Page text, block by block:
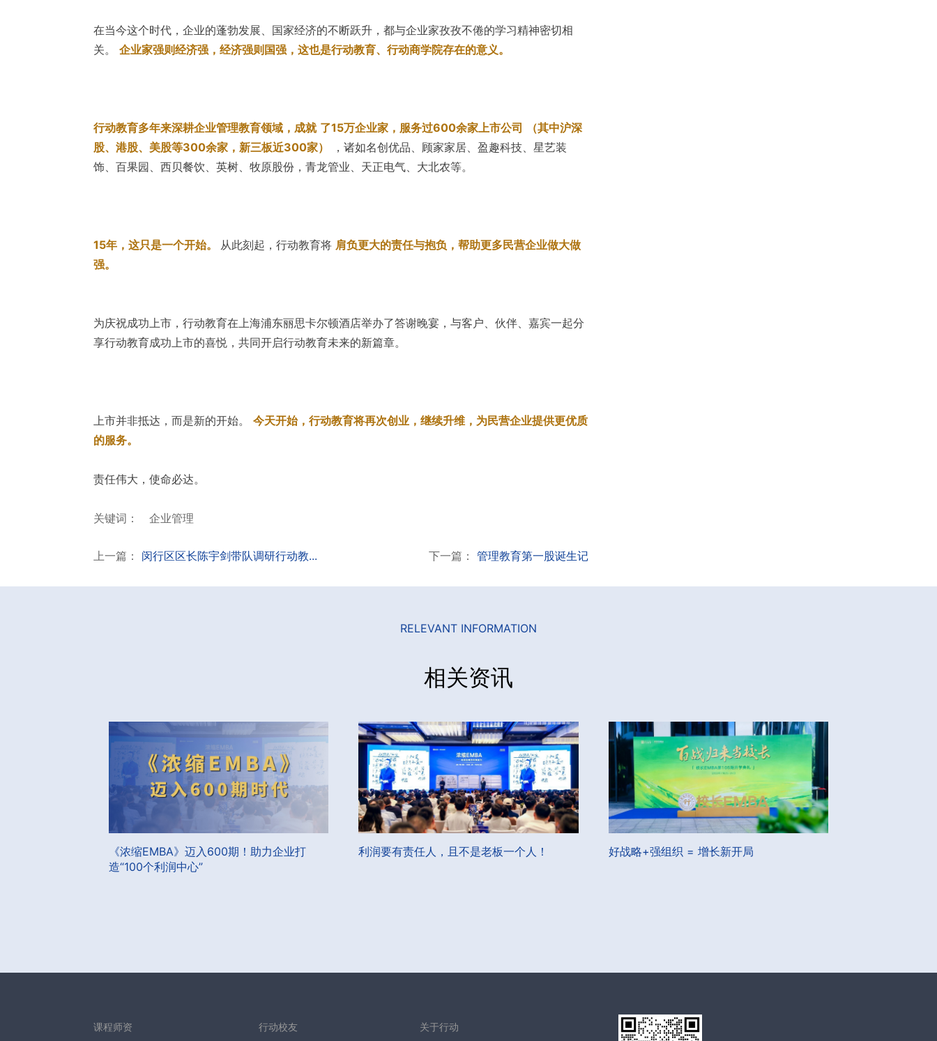
在当今这个时代，企业的蓬勃发展、国家经济的不断跃升，都与企业家孜孜不倦的学习精神密切相
关。企业家强则经济强，经济强则国强，这也是行动教育、行动商学院存在的意义。
行动教育多年来深耕企业管理教育领域，成就 了15万企业家，服务过600余家上市公司
（其中沪深
股、港股、美股等300余家，新三板近300家）
，诸如名创优品、顾家家居、盈趣科技、星艺装
饰、百果园、西贝餐饮、英树、牧原股份，青龙管业、天正电气、大北农等。
15年，这只是一个开始。 从此刻起，行动教育将 肩负更大的责任与抱负，帮助更多民营企业做大做
强。
为庆祝成功上市，行动教育在上海浦东丽思卡尔顿酒店举办了答谢晚宴，与客户、伙伴、嘉宾一起分
享行动教育成功上市的喜悦，共同开启行动教育未来的新篇章。
上市并非抵达，而是新的开始。今天开始，行动教育将再次创业，继续升维，为民营企业提供更优质
的服务。
责任伟大，使命必达。
关键词： 企业管理
上一篇： 闵行区区长陈宇剑带队调研行动教... 下一篇：管理教育第一股诞生记
RELEVANT INFORMATION
相关资讯
《浓缩EMBA》迈入600期！助力企业打
造“100个利润中心”
利润要有责任人，且不是老板一个人！ 好战略+强组织 = 增长新开局
课程师资 行动校友 关于行动